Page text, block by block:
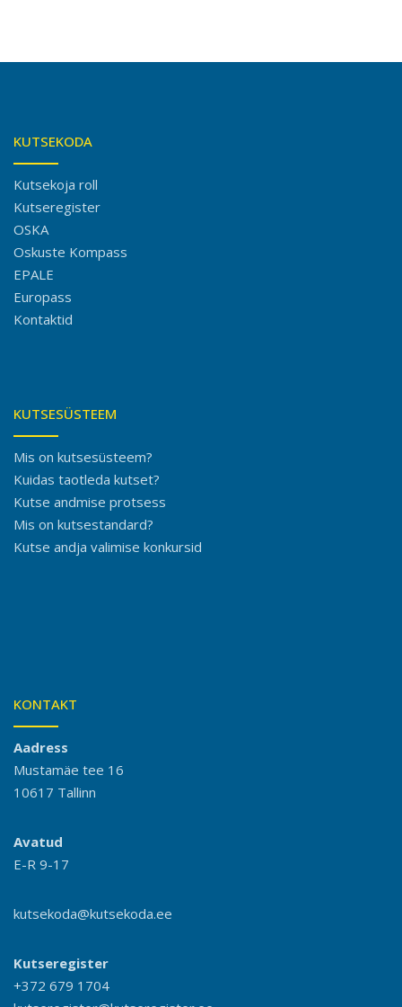
KUTSEKODA
Kutsekoja roll
Kutseregister
OSKA
Oskuste Kompass
EPALE
Europass
Kontaktid
KUTSESÜSTEEM
Mis on kutsesüsteem?
Kuidas taotleda kutset?
Kutse andmise protsess
Mis on kutsestandard?
Kutse andja valimise konkursid
KONTAKT
Aadress
Mustamäe tee 16
10617 Tallinn
Avatud
E-R 9-17
kutsekoda@kutsekoda.ee
Kutseregister
+372 679 1704